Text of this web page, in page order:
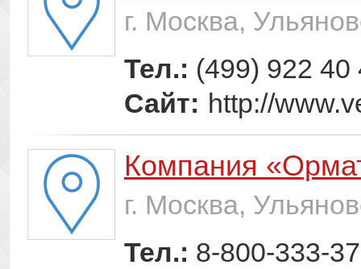
г. Москва,
Тел.: (499) 922 40
Сайт: http://
Компания
г. Москва,
Тел.: 8-800-333-